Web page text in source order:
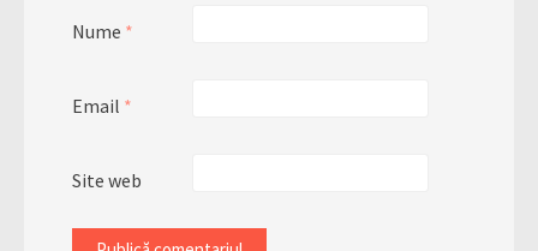
Nume *
Email *
Site web